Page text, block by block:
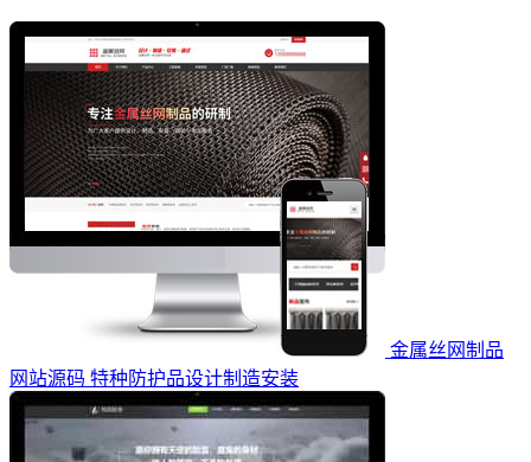
金属丝网制品
网站源码 特种防护品设计制造安装